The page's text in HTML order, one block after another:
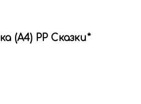
(А4) РР Сказки*